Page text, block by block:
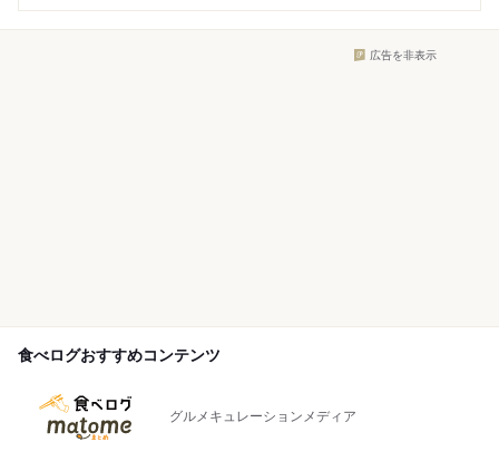
広告を非表示
食べログおすすめコンテンツ
グルメキュレーションメディア